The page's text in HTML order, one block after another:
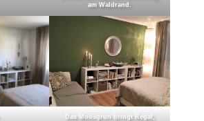
am Waldrand.
Das Moosgrün bringt Regal,